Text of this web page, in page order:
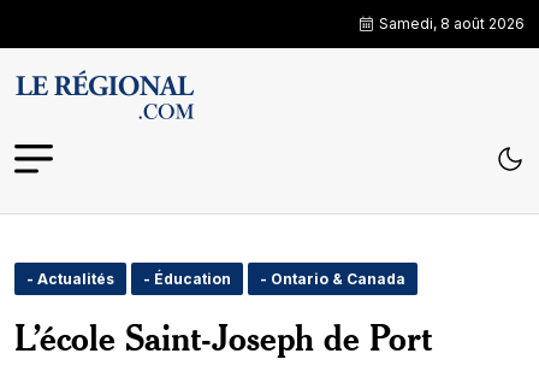
Samedi, 8 août 2026
- Actualités - Éducation - Ontario & Canada
L’école Saint-Joseph de Port